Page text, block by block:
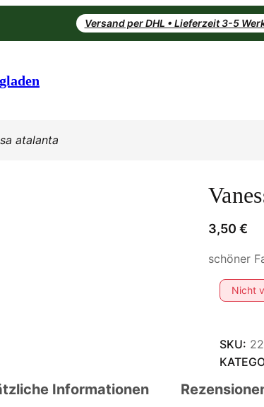
Versand per DHL • Lieferzeit 3-5
atalanta
3,50 €
schöner
Nicht
SKU:
Informationen